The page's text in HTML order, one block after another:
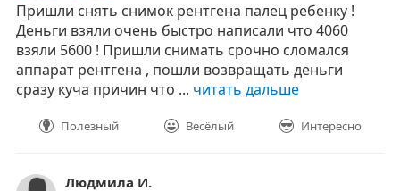
Пришли снять снимок рентгена палец ребенку !
Деньги взяли очень быстро написали что 4060
взяли 5600 ! Пришли снимать срочно сломался
аппарат рентгена , пошли возвращать деньги
сразу куча причин что ... читать дальше
Полезный Весёлый Интересно
Людмила И.